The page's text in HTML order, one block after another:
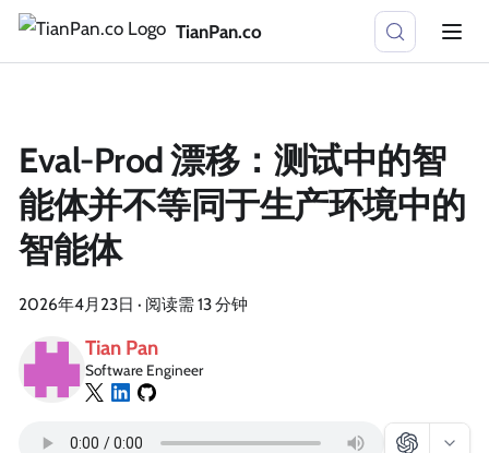
TianPan.co
Eval-Prod 漂移：测试中的智
能体并不等同于生产环境中的
智能体
2026年4月23日 · 阅读需 13 分钟
Tian Pan
Software Engineer